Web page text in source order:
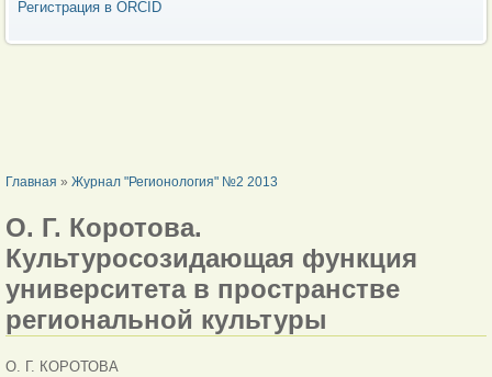
Регистрация в ORCID
ВЫ ЗДЕСЬ
Главная » Журнал "Регионология" №2 2013
О. Г. Коротова.
Культуросозидающая функция
университета в пространстве
региональной культуры
О. Г. КОРОТОВА